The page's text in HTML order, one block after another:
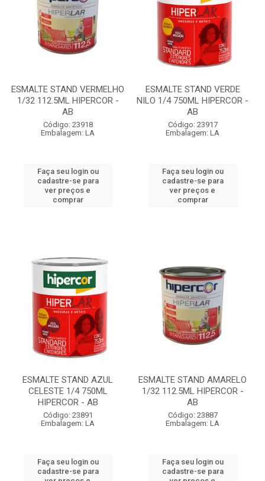
ESMALTE STAND VERMELHO
1/32 112.5ML HIPERCOR -
AB
Código: 23918
Embalagem: LA
Faça seu login ou
cadastre-se para
ver preços e
comprar
ESMALTE STAND VERDE
NILO 1/4 750ML HIPERCOR -
AB
Código: 23917
Embalagem: LA
Faça seu login ou
cadastre-se para
ver preços e
comprar
ESMALTE STAND AZUL
CELESTE 1/4 750ML
HIPERCOR - AB
Código: 23891
Embalagem: LA
Faça seu login ou
cadastre-se para
ESMALTE STAND AMARELO
1/32 112.5ML HIPERCOR -
AB
Código: 23887
Embalagem: LA
Faça seu login ou
cadastre-se para